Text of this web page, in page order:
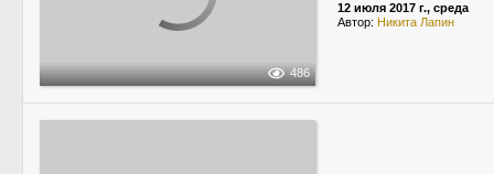
486
12 июля 2017 г., среда
Автор: Никита Лапин